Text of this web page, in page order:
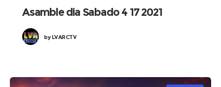
Asamble dia Sabado 4 17 2021
byLVARCTV